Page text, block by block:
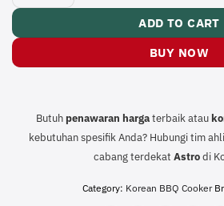
ADD TO CART
BUY NOW
Butuh penawaran hargaterbaik atau
kebutuhan spesifik Anda? Hubungi tim
cabang terdekat Astrodi
Category: Korean BBQ Cooker